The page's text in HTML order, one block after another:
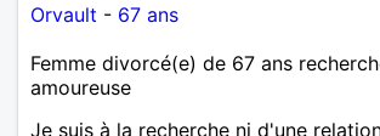
Orvault - 67 ans
Femme divorcé(e) de 67 ans
amoureuse
Je suis à la recherche ni d'une